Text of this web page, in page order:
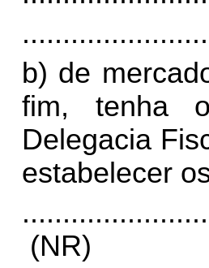
b) de
fim, tenha
Delegacia
estabelecer
(NR)